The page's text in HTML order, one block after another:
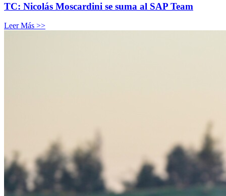
TC: Nicolás Moscardini se suma al SAP Team
Leer Más >>